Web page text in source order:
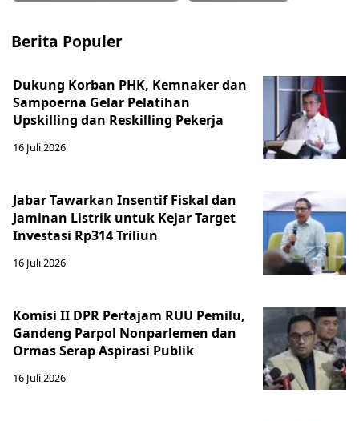
Berita Populer
Dukung Korban PHK, Kemnaker dan
Sampoerna Gelar Pelatihan
Upskilling dan Reskilling Pekerja
16 Juli 2026
Jabar Tawarkan Insentif Fiskal dan
Jaminan Listrik untuk Kejar Target
Investasi Rp314 Triliun
16 Juli 2026
Komisi II DPR Pertajam RUU Pemilu,
Gandeng Parpol Nonparlemen dan
Ormas Serap Aspirasi Publik
16 Juli 2026